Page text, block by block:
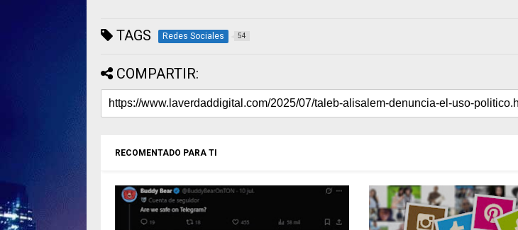
TAGS Redes Sociales 54
COMPARTIR:
RECOMENTADO PARA TI